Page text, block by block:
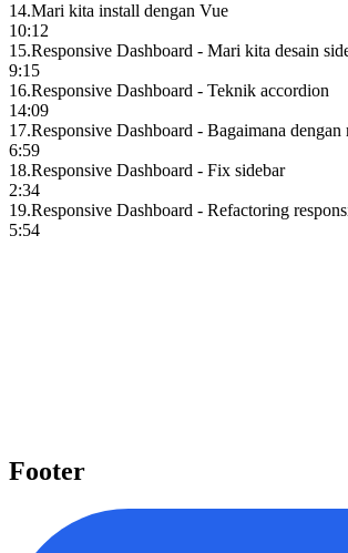
14.Mari kita install dengan Vue
10:12
15.Responsive Dashboard - Mari kita desain
9:15
16.Responsive Dashboard - Teknik accordion
14:09
17.Responsive Dashboard - Bagaimana dengan
6:59
18.Responsive Dashboard - Fix sidebar
2:34
19.Responsive Dashboard - Refactoring
5:54
Footer